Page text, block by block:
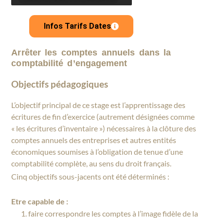
Infos Tarifs Dates
Arrêter les comptes annuels dans la
comptabilité d’engagement
Objectifs pédagogiques
L’objectif principal de ce stage est l’apprentissage des
écritures de fin d’exercice (autrement désignées comme
« les écritures d’inventaire ») nécessaires à la clôture des
comptes annuels des entreprises et autres entités
économiques soumises à l’obligation de tenue d’une
comptabilité complète, au sens du droit français.
Cinq objectifs sous-jacents ont été déterminés :
Etre capable de :
faire correspondre les comptes à l’image fidèle de la